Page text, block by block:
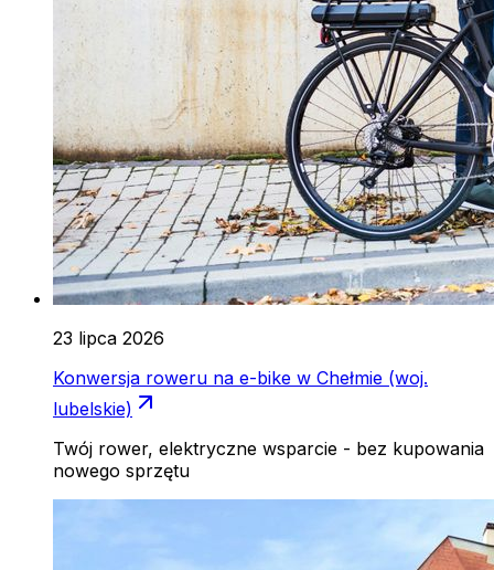
23 lipca 2026
Konwersja roweru na e-bike w Chełmie (woj.
lubelskie)
Twój rower, elektryczne wsparcie - bez kupowania
nowego sprzętu